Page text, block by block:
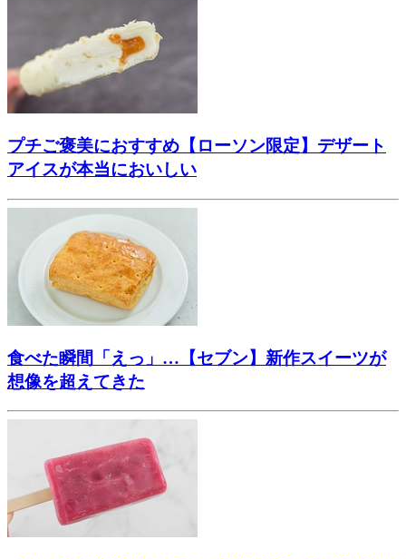
プチご褒美におすすめ【ローソン限定】デザート
アイスが本当においしい
食べた瞬間「えっ」…【セブン】新作スイーツが
想像を超えてきた